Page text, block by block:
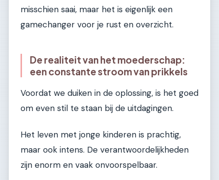
misschien saai, maar het is eigenlijk een
gamechanger voor je rust en overzicht.
De realiteit van het moederschap:
een constante stroom van prikkels
Voordat we duiken in de oplossing, is het goed
om even stil te staan bij de uitdagingen.
Het leven met jonge kinderen is prachtig,
maar ook intens. De verantwoordelijkheden
zijn enorm en vaak onvoorspelbaar.